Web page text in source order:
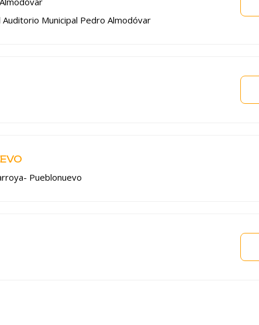
Auditorio Municipal Pedro Almodóvar
Pueblonuevo